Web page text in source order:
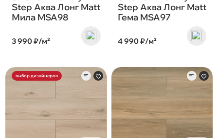
Step Аква Лонг Matt
Мила MSA98
3 990 ₽/м²
Step Аква Лонг Matt
Гема MSA97
4 990 ₽/м²
выбор дизайнеров